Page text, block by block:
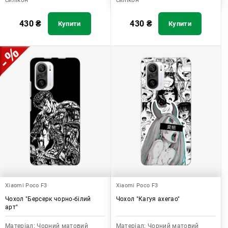
430₴ Купити 430 ₴ Купити
Xiaomi Poco F3
Чохол "Берсерк чорно-білий
арт"
Матеріал: Чорний матовий
Xiaomi Poco F3
Чохол "Кагуя ахегао"
Матеріал: Чорний матовий